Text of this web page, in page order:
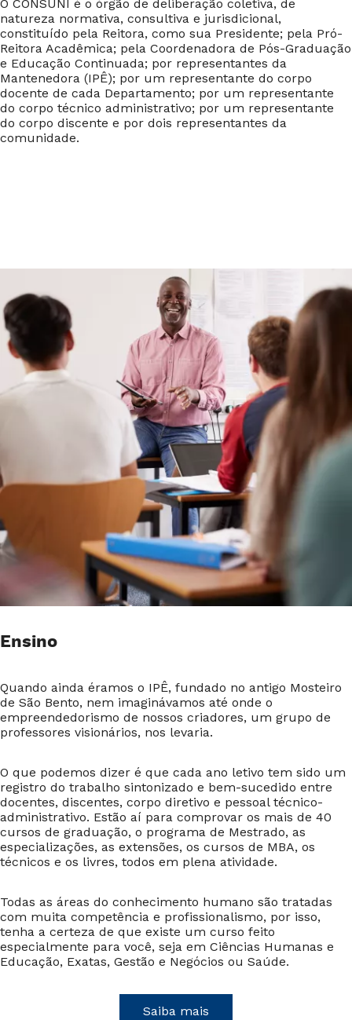
O CONSUNI é o órgão de deliberação coletiva, de
natureza normativa, consultiva e jurisdicional,
constituído pela Reitora, como sua Presidente; pela Pró-
Reitora Acadêmica; pela Coordenadora de Pós-Graduação
e Educação Continuada; por representantes da
Mantenedora (IPÊ); por um representante do corpo
docente de cada Departamento; por um representante
do corpo técnico administrativo; por um representante
do corpo discente e por dois representantes da
comunidade.
Ensino
Quando ainda éramos o IPÊ, fundado no antigo Mosteiro
de São Bento, nem imaginávamos até onde o
empreendedorismo de nossos criadores, um grupo de
professores visionários, nos levaria.
O que podemos dizer é que cada ano letivo tem sido um
registro do trabalho sintonizado e bem-sucedido entre
docentes, discentes, corpo diretivo e pessoal técnico-
administrativo. Estão aí para comprovar os mais de 40
cursos de graduação, o programa de Mestrado, as
especializações, as extensões, os cursos de MBA, os
técnicos e os livres, todos em plena atividade.
Todas as áreas do conhecimento humano são tratadas
com muita competência e profissionalismo, por isso,
tenha a certeza de que existe um curso feito
especialmente para você, seja em Ciências Humanas e
Educação, Exatas, Gestão e Negócios ou Saúde.
Saiba mais